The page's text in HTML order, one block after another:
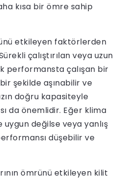
kısa bir ömre sahip
etkileyen faktörlerden
çalıştırılan veya uzun
performansta çalışan bir
şekilde aşınabilir ve
doğru kapasiteyle
da önemlidir. Eğer klima
uygun değilse veya yanlış
düşebilir ve
ömrünü etkileyen kilit